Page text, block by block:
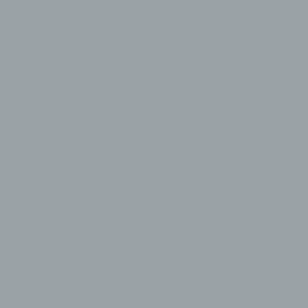
persönliche Aspekte, die sich auf eine natürliche Person
zu bewerten, insbesondere, um Aspekte bezüglich